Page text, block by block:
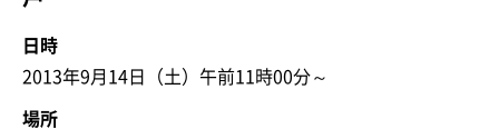
日時
2013年9月14日（土）午前11時00分～
場所